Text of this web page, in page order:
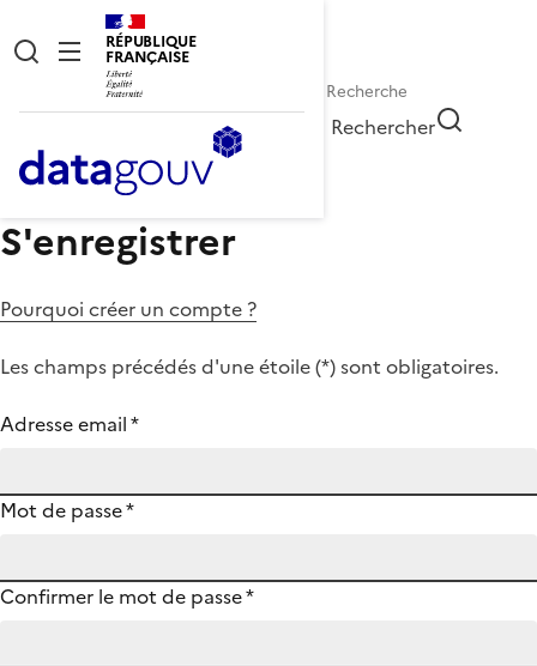
RÉPUBLIQUE
FRANÇAISE
Rechercher
S'enregistrer
Pourquoi créer un compte ?
Les champs précédés d'une étoile (*) sont obligatoires.
Adresse email*
Mot de passe*
Confirmer le mot de passe*